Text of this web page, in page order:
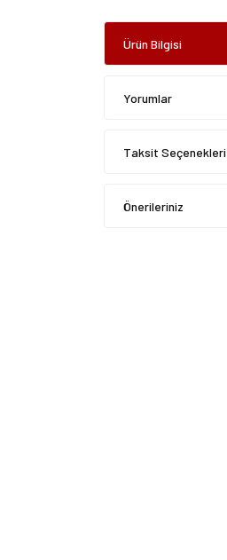
Ürün Bilgisi
Yorumlar
Taksit Seçenekleri
Önerileriniz